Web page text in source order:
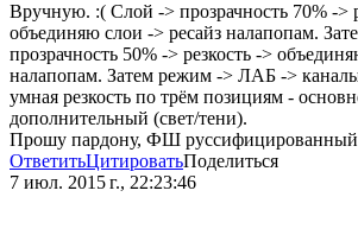
Вручную. :( Слой -> прозрачность 70% ->
объединяю слои -> ресайз налапопам.
прозрачность 50% -> резкость ->
налапопам. Затем режим -> ЛАБ ->
умная резкость по трём позициям -
дополнительный (свет/тени).
Прошу пардону, ФШ
ОтветитьЦитироватьПоделиться
7 июл. 2015 г., 22:23:46